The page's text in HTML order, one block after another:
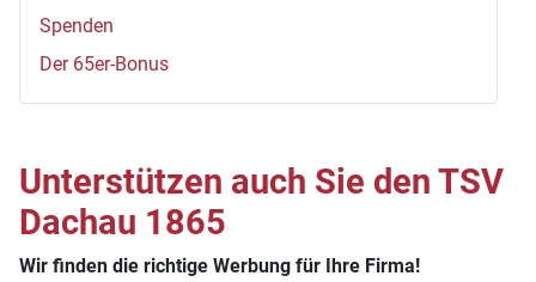
Spenden
Der 65er-Bonus
Unterstützen auch Sie den TSV
Dachau 1865
Wir finden die richtige Werbung für Ihre Firma!